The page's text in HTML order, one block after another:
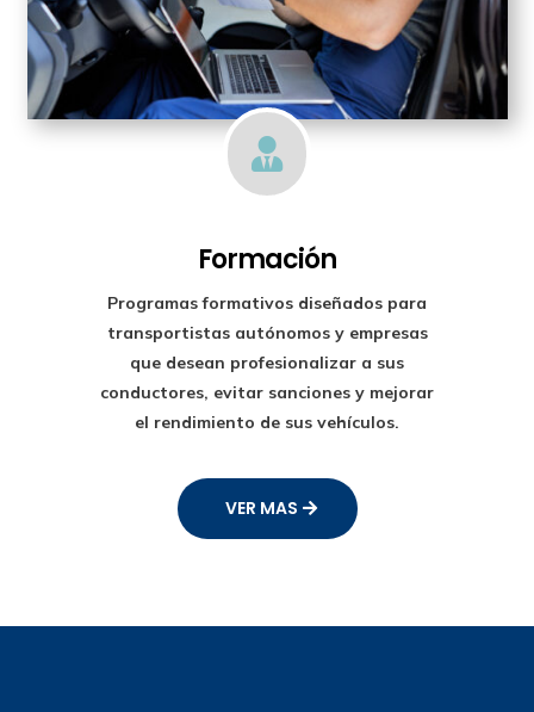

Formación
Programas formativos diseñados para
transportistas autónomos y empresas
que desean profesionalizar a sus
conductores, evitar sanciones y mejorar
el rendimiento de sus vehículos.
VER MAS